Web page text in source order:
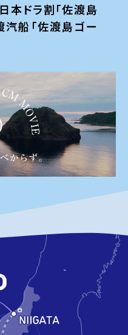
本ドラ割「佐渡島
汽船「佐渡島ゴー